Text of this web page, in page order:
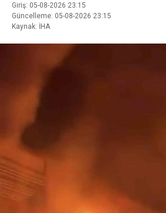
Giriş: 05-08-2026 23:15
Güncelleme: 05-08-2026 23:15
Kaynak: İHA